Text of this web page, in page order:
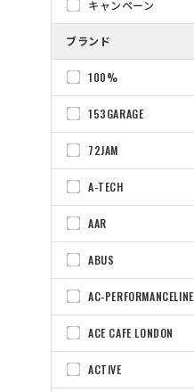
キャンペーン
ブランド
100%
153GARAGE
72JAM
A-TECH
AAR
ABUS
AC-PERFORMANCELINE
ACE CAFE LONDON
ACTIVE